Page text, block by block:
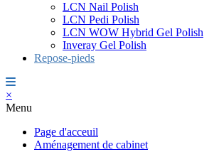
LCN Nail Polish
LCN Pedi Polish
LCN WOW Hybrid Gel Polish
Inveray Gel Polish
Repose-pieds
×
Menu
Page d'acceuil
Aménagement de cabinet